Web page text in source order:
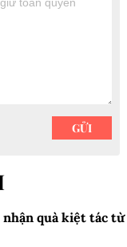
nhận quà kiệt tác từ